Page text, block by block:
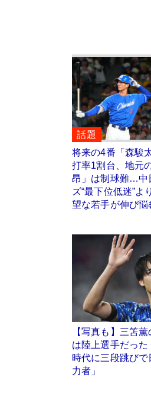
話題
将来の4番「森駿
打率1割台、地元
昂」は制球難…中
ズ“最下位低迷”よ
望な若手が伸び悩
【写真も】三笘
は陸上選手だっ
時代に三段跳びで
力者」